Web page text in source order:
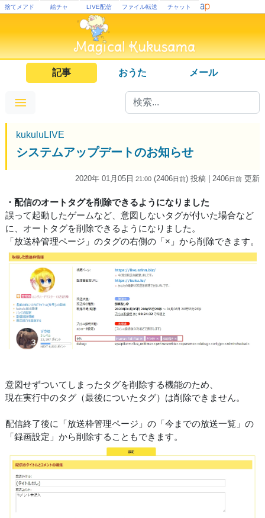
捨てメアド 絵チャ LIVE配信 ファイル転送 チャット
記事 おうた メール
kukuluLIVE
システムアップデートのお知らせ
2020年 01月05日 21:00 (2406日前) 投稿 | 2406日前 更新
・配信のオートタグを削除できるようになりました
誤って起動したゲームなど、意図しないタグが付いた場合など
に、オートタグを削除できるようになりました。
「放送枠管理ページ」のタグの右側の「×」から削除できます。
意図せずついてしまったタグを削除する機能のため、
現在実行中のタグ（最後についたタグ）は削除できません。
配信終了後に「放送枠管理ページ」の「今までの放送一覧」の
「録画設定」から削除することもできます。